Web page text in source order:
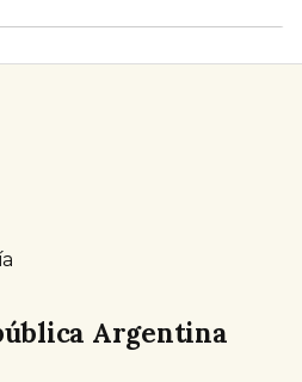
Argentina